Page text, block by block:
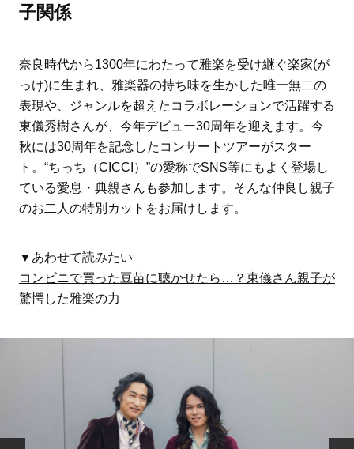
ママとパパに贈る「ジェンダーレ
ス学」
人気の40代髪型・ヘア
子関係
奈良時代から1300年にわたって雅楽を受け継ぐ楽家(が
っけ)に生まれ、雅楽器の持ち味を生かした唯一無二の
表現や、ジャンルを超えたコラボレーションで活躍する
東儀秀樹さんが、今年デビュー30周年を迎えます。今
秋には30周年を記念したコンサートツアーがスター
ト。“ちっち（CICCI）”の愛称でSNS等にもよく登場し
ている愛息・典親さんも参加します。そんな仲良し親子
のお二人の特別カットをお届けします。
▼あわせて読みたい
コンビニで買った豆苗に聴かせたら…？東儀さん親子が
驚愕した雅楽の力